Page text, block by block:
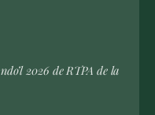
2026 de RTPA de la